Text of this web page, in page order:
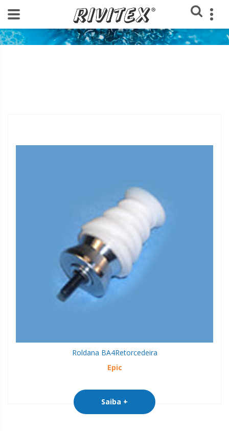
Home Loja Rivitex
Roldana BA4Retorcedeira
Epic
Saiba +